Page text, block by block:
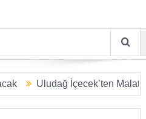
Uludağ İçecek’ten Malatya’ya 2,5